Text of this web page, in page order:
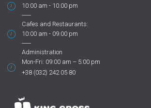
10:00 am - 10.00 pm
Cafes and Restaurants:
10:00 am - 09.00 pm
Administration
Mon-Fri: 09:00 am – 5:00 pm
+38 (032) 242 05 80